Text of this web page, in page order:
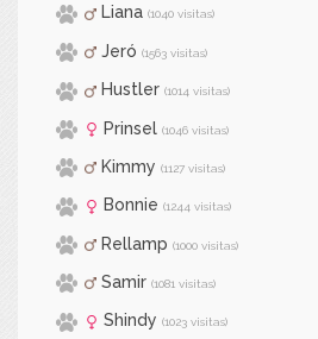
Liana (1040 visitas)
Jeró (1563 visitas)
Hustler (1014 visitas)
Prinsel (1046 visitas)
Kimmy (1127 visitas)
Bonnie (1244 visitas)
Rellamp (1000 visitas)
Samir (1081 visitas)
Shindy (1023 visitas)